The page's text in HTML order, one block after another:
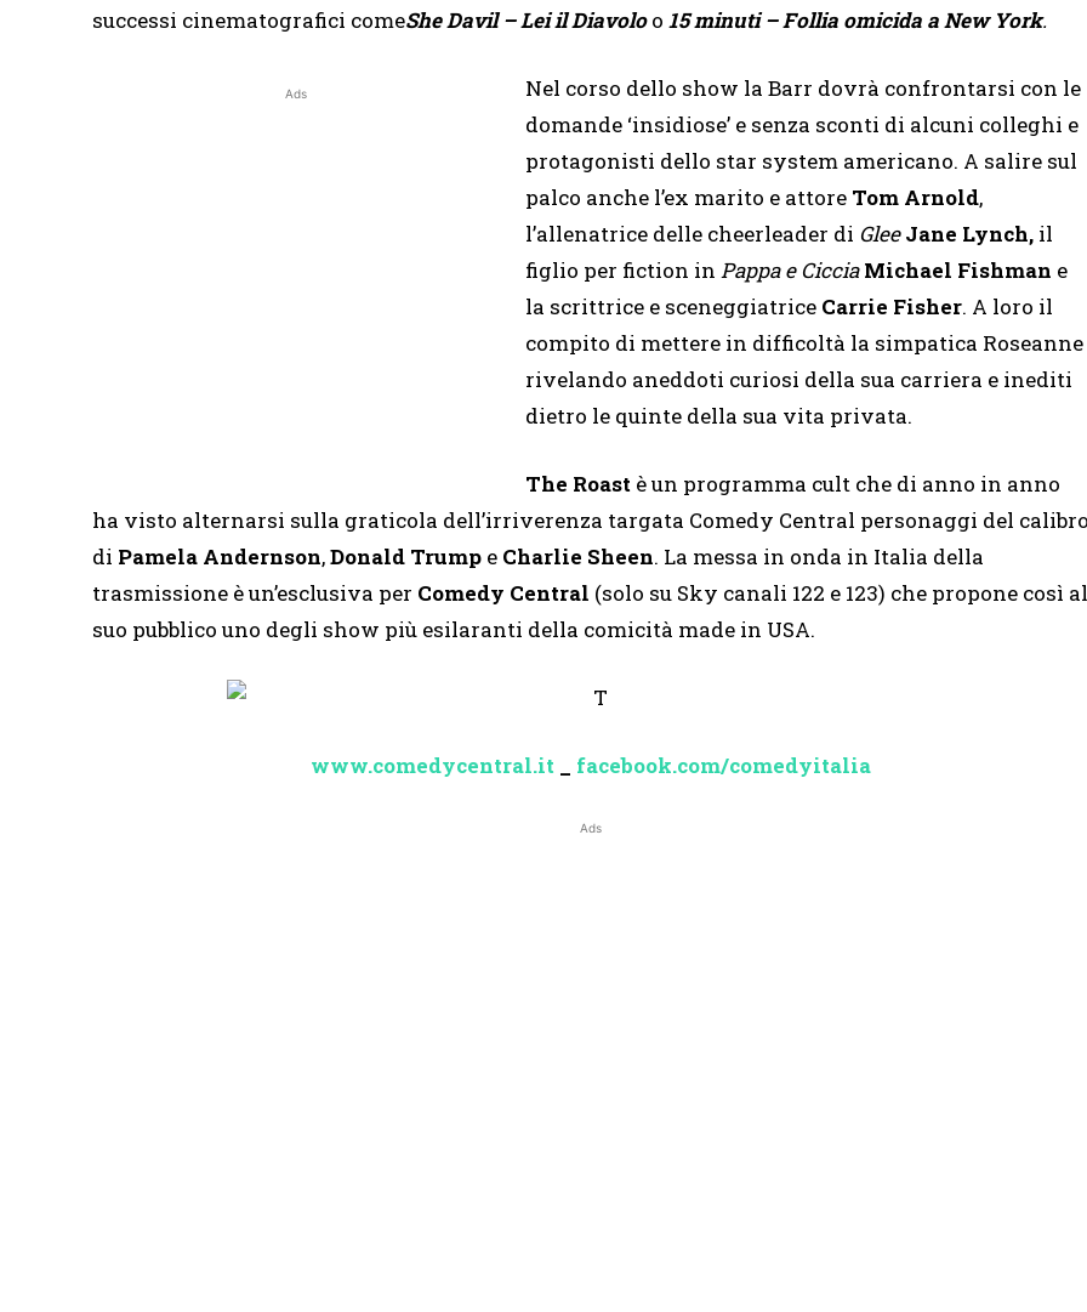
successi cinematografici comeShe Davil – Lei il Diavoloo 15 minuti – Follia omicida a New York.
Ads
Nel corso dello show la Barr dovrà confrontarsi con le
domande ‘insidiose’ e senza sconti di alcuni colleghi e
protagonisti dello star system americano. A salire sul
palco anche l’ex marito e attore Tom Arnold,
l’allenatrice delle cheerleader di Glee Jane Lynch, il
figlio per fiction in Pappa e CicciaMichael Fishman e
la scrittrice e sceneggiatrice Carrie Fisher. A loro il
compito di mettere in difficoltà la simpatica Roseanne
rivelando aneddoti curiosi della sua carriera e inediti
dietro le quinte della sua vita privata.
The Roast è un programma cult che di anno in anno
ha visto alternarsi sulla graticola dell’irriverenza targata Comedy Central personaggi del calibro
di Pamela Andernson,Donald Trump e Charlie Sheen. La messa in onda in Italia della
trasmissione è un’esclusiva per Comedy Central (solo su Sky canali 122 e 123) che propone così al
suo pubblico uno degli show più esilaranti della comicità made in USA.
www.comedycentral.it facebook.com/comedyitalia
Ads